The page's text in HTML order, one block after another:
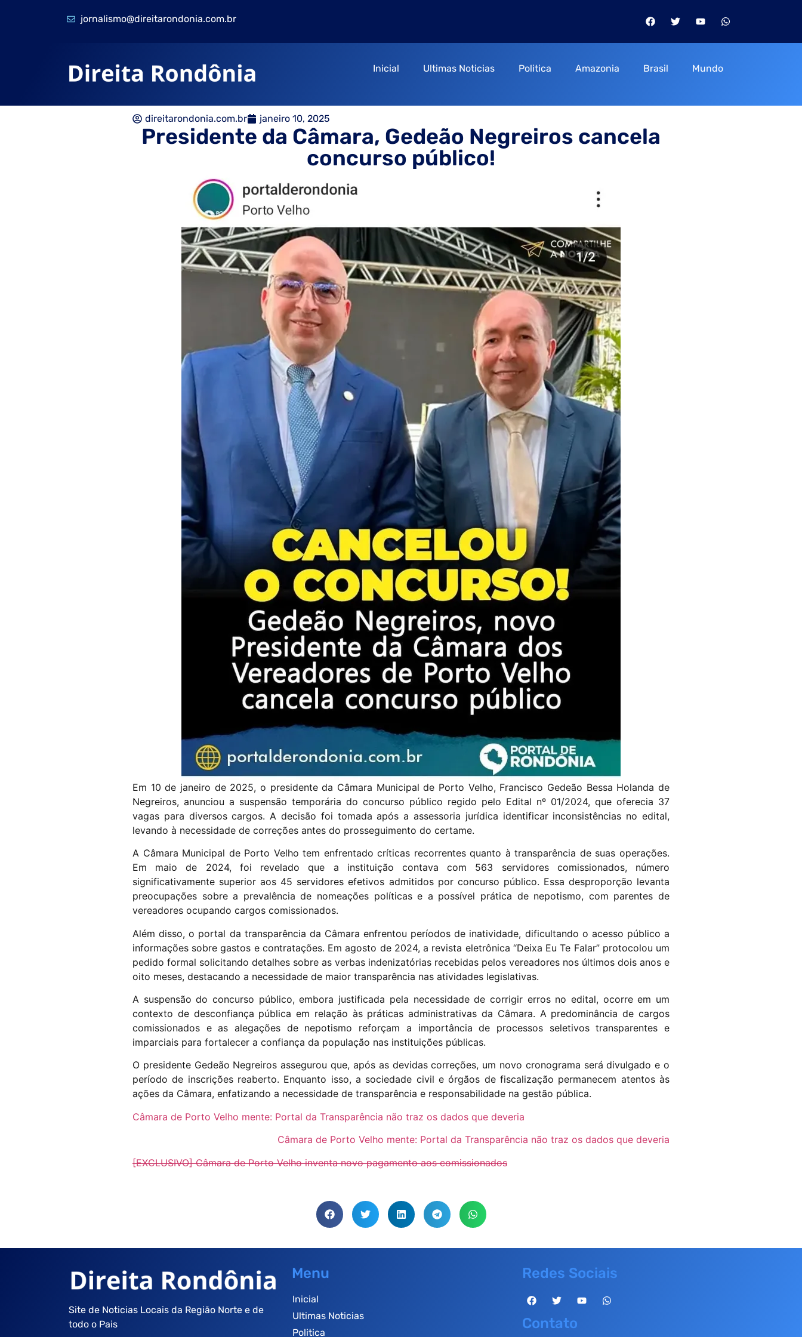
jornalismo@direitarondonia.com.br
Inicial Ultimas Noticias Politica Amazonia Brasil Mundo
direitarondonia.com.br janeiro 10, 2025
Presidente da Câmara, Gedeão Negreiros cancela
concurso público!
Em 10 de janeiro de 2025, o presidente da Câmara Municipal de Porto Velho, Francisco Gedeão Bessa Holanda de
Negreiros, anunciou a suspensão temporária do concurso público regido pelo Edital nº 01/2024, que oferecia 37
vagas para diversos cargos. A decisão foi tomada após a assessoria jurídica identificar inconsistências no edital,
levando à necessidade de correções antes do prosseguimento do certame.
A Câmara Municipal de Porto Velho tem enfrentado críticas recorrentes quanto à transparência de suas operações.
Em maio de 2024, foi revelado que a instituição contava com 563 servidores comissionados, número
significativamente superior aos 45 servidores efetivos admitidos por concurso público. Essa desproporção levanta
preocupações sobre a prevalência de nomeações políticas e a possível prática de nepotismo, com parentes de
vereadores ocupando cargos comissionados.
Além disso, o portal da transparência da Câmara enfrentou períodos de inatividade, dificultando o acesso público a
informações sobre gastos e contratações. Em agosto de 2024, a revista eletrônica “Deixa Eu Te Falar” protocolou um
pedido formal solicitando detalhes sobre as verbas indenizatórias recebidas pelos vereadores nos últimos dois anos e
oito meses, destacando a necessidade de maior transparência nas atividades legislativas.
A suspensão do concurso público, embora justificada pela necessidade de corrigir erros no edital, ocorre em um
contexto de desconfiança pública em relação às práticas administrativas da Câmara. A predominância de cargos
comissionados e as alegações de nepotismo reforçam a importância de processos seletivos transparentes e
imparciais para fortalecer a confiança da população nas instituições públicas.
O presidente Gedeão Negreiros assegurou que, após as devidas correções, um novo cronograma será divulgado e o
período de inscrições reaberto. Enquanto isso, a sociedade civil e órgãos de fiscalização permanecem atentos às
ações da Câmara, enfatizando a necessidade de transparência e responsabilidade na gestão pública.
Câmara de Porto Velho mente: Portal da Transparência não traz os dados que deveria
Câmara de Porto Velho mente: Portal da Transparência não traz os dados que deveria
[EXCLUSIVO] Câmara de Porto Velho inventa novo pagamento aos comissionados
Site de Noticias Locais da Região Norte e de
todo o Pais
Menu
Inicial
Ultimas Noticias
Politica
Redes Sociais
Contato